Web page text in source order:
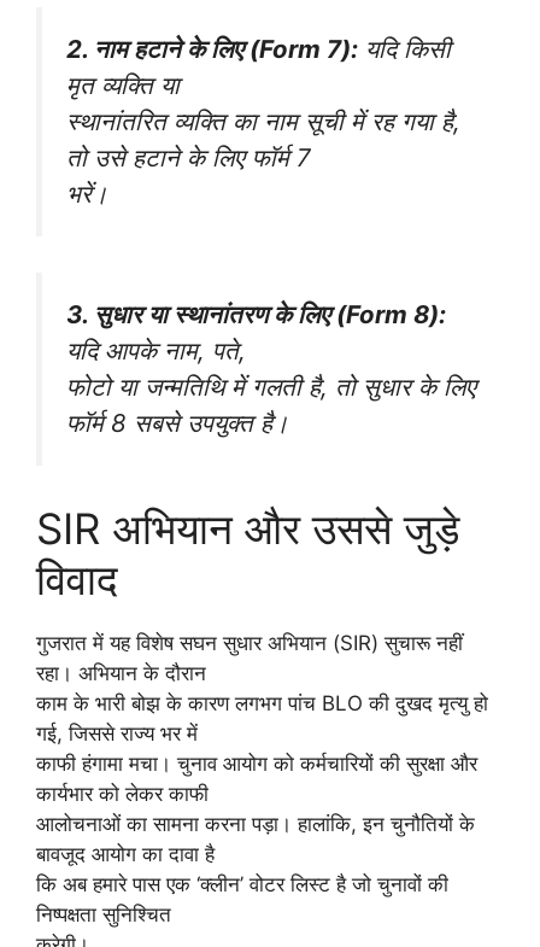
2. नाम हटाने के लिए (Form 7): यदि किसी
मृत व्यक्ति या
स्थानांतरित व्यक्ति का नाम सूची में रह गया है,
तो उसे हटाने के लिए फॉर्म 7
भरें।
3. सुधार या स्थानांतरण के लिए (Form 8):
यदि आपके नाम, पते,
फोटो या जन्मतिथि में गलती है, तो सुधार के लिए
फॉर्म 8 सबसे उपयुक्त है।
SIR अभियान और उससे जुड़े
विवाद
गुजरात में यह विशेष सघन सुधार अभियान (SIR) सुचारू नहीं
रहा। अभियान के दौरान
काम के भारी बोझ के कारण लगभग पांच BLO की दुखद मृत्यु हो
गई, जिससे राज्य भर में
काफी हंगामा मचा। चुनाव आयोग को कर्मचारियों की सुरक्षा और
कार्यभार को लेकर काफी
आलोचनाओं का सामना करना पड़ा। हालांकि, इन चुनौतियों के
बावजूद आयोग का दावा है
कि अब हमारे पास एक ‘क्लीन’ वोटर लिस्ट है जो चुनावों की
निष्पक्षता सुनिश्चित